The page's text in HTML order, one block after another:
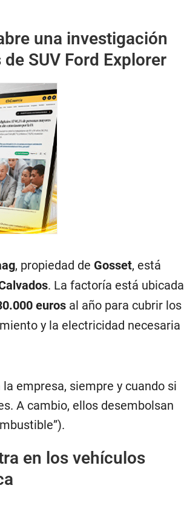
una investigación
SUV Ford Explorer
, propiedad de Gosset, está
. La factoría está ubicada
eurosal año para cubrir los
y la electricidad necesaria
empresa, siempre y cuando si
A cambio, ellos desembolsan
en los vehículos